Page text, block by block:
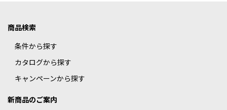
商品検索
条件から探す
カタログから探す
キャンペーンから探す
新商品のご案内